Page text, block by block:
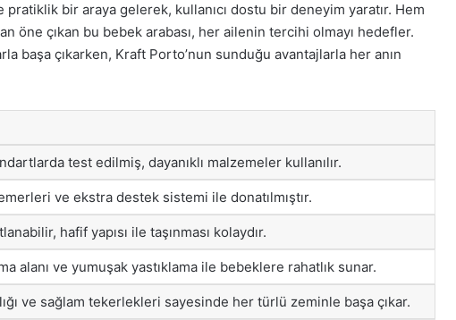
pratiklik bir araya gelerek, kullanıcı dostu bir deneyim yaratır. Hem
öne çıkan bu bebek arabası, her ailenin tercihi olmayı hedefler.
başa çıkarken, Kraft Porto’nun sunduğu avantajlarla her anın
test edilmiş, dayanıklı malzemeler kullanılır.
ve ekstra destek sistemi ile donatılmıştır.
hafif yapısı ile taşınması kolaydır.
alanı ve yumuşak yastıklama ile bebeklere rahatlık sunar.
ve sağlam tekerlekleri sayesinde her türlü zeminle başa çıkar.